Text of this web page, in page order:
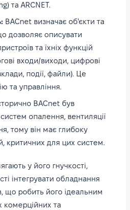
та ARCNET.
BACnet визначає об'єкти та
дозволяє описувати
та їхніх функцій
входи/виходи, цифрові
події, файли). Це
та управління.
BACnet був
опалення, вентиляції
тому він має глибоку
критичних для цих систем.
у його гнучкості,
інтегрувати обладнання
що робить його ідеальним
комерційних та